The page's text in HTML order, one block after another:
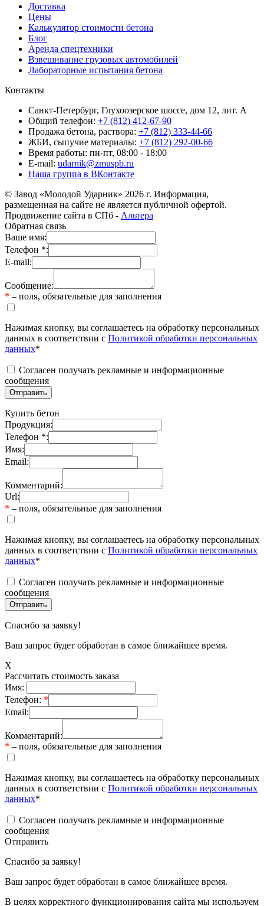
Доставка
Цены
Калькулятор стоимости бетона
Блог
Аренда спецтехники
Взвешивание грузовых автомобилей
Лабораторные испытания бетона
Контакты
Санкт-Петербург, Глухоозерское шоссе, дом 12, лит. А
Общий телефон: +7 (812) 412-67-90
Продажа бетона, раствора: +7 (812) 333-44-66
ЖБИ, сыпучие материалы: +7 (812) 292-00-66
Время работы: пн-пт, 08:00 - 18:00
E-mail: udarnik@zmuspb.ru
Наша группа в ВКонтакте
© Завод «Молодой Ударник» 2026 г. Информация,
размещенная на сайте не является публичной офертой.
Продвижение сайта в СПб - Альтера
Обратная связь
Ваше имя:
Телефон *:
E-mail:
Сообщение:
* – поля, обязательные для заполнения
Нажимая кнопку, вы соглашаетесь на обработку персональных
данных в соответствии с Политикой обработки персональных
данных*
Согласен получать рекламные и информационные
сообщения
Купить бетон
Продукция:
Телефон *:
Имя:
Email:
Комментарий:
Url:
* – поля, обязательные для заполнения
Нажимая кнопку, вы соглашаетесь на обработку персональных
данных в соответствии с Политикой обработки персональных
данных*
Согласен получать рекламные и информационные
сообщения
Спасибо за заявку!
Ваш запрос будет обработан в самое ближайшее время.
X
Рассчитать стоимость заказа
Имя:
Телефон: *
Email:
Комментарий:
* – поля, обязательные для заполнения
Нажимая кнопку, вы соглашаетесь на обработку персональных
данных в соответствии с Политикой обработки персональных
данных*
Согласен получать рекламные и информационные
сообщения
Отправить
Спасибо за заявку!
Ваш запрос будет обработан в самое ближайшее время.
В целях корректного функционирования сайта мы используем